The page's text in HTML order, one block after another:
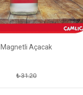
Magnetli Açacak
₺ 31.20